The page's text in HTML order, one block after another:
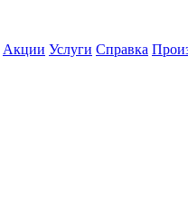
Акции Услуги Справка